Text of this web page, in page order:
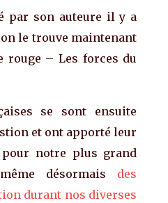
par son auteure il y a
le trouve maintenant
rouge – Les forces du
se sont ensuite
et ont apporté leur
notre plus grand
désormais des
durant nos diverses